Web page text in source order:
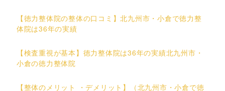
【徳力整体院の整体の口コミ】北九州市・小倉で徳力整
体院は36年の実績
【検査重視が基本】徳力整体院は36年の実績北九州市・
小倉の徳力整体院
【整体のメリット ・デメリット】（北九州市・小倉で徳